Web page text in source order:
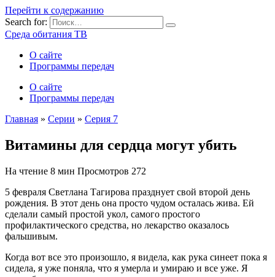
Перейти к содержанию
Search for:
Среда обитания ТВ
О сайте
Программы передач
О сайте
Программы передач
Главная » Серии » Серия 7
Витамины для сердца могут убить
На чтение 8 мин Просмотров 272
5 февраля Светлана Тагирова празднует свой второй день
рождения. В этот день она просто чудом осталась жива. Ей
сделали самый простой укол, самого простого
профилактического средства, но лекарство оказалось
фальшивым.
Когда вот все это произошло, я видела, как рука синеет пока я
сидела, я уже поняла, что я умерла и умираю и все уже. Я